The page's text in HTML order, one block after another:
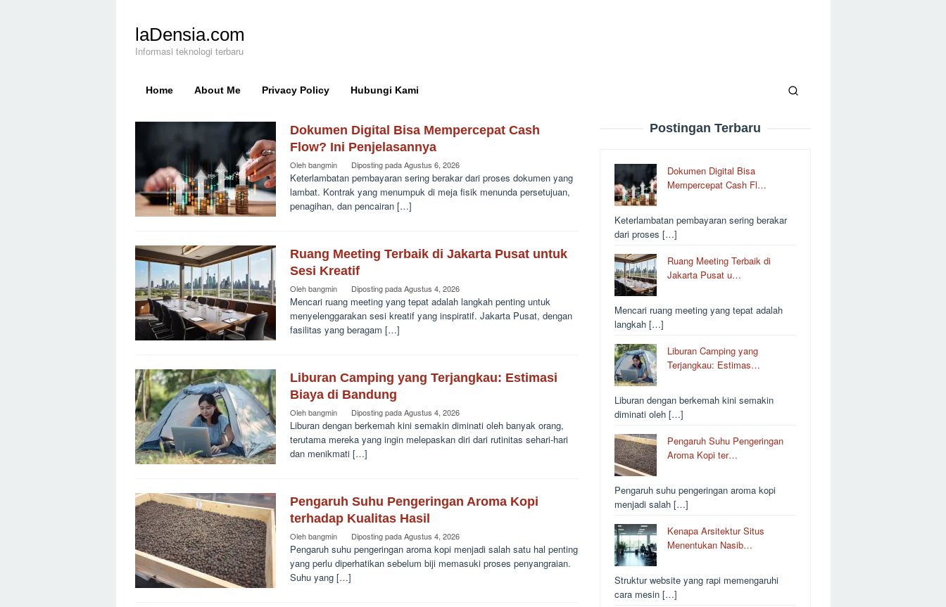
kontenlaDensia.com
Informasi teknologi terbaru
Home About Me Privacy Policy Hubungi Kami
laDensia.com
Dokumen Digital Bisa Mempercepat Cash
Flow? Ini Penjelasannya
Olehbangmin Diposting padaAgustus 6, 2026
Keterlambatan pembayaran sering berakar dari proses dokumen yang
lambat. Kontrak yang menumpuk di meja fisik menunda persetujuan,
penagihan, dan pencairan […]
Ruang Meeting Terbaik di Jakarta Pusat untuk
Sesi Kreatif
Olehbangmin Diposting padaAgustus 4, 2026
Mencari ruang meeting yang tepat adalah langkah penting untuk
menyelenggarakan sesi kreatif yang inspiratif. Jakarta Pusat, dengan
fasilitas yang beragam […]
Liburan Camping yang Terjangkau: Estimasi
Biaya di Bandung
Olehbangmin Diposting padaAgustus 4, 2026
Liburan dengan berkemah kini semakin diminati oleh banyak orang,
terutama mereka yang ingin melepaskan diri dari rutinitas sehari-hari
dan menikmati […]
Pengaruh Suhu Pengeringan Aroma Kopi
terhadap Kualitas Hasil
Olehbangmin Diposting padaAgustus 4, 2026
Pengaruh suhu pengeringan aroma kopi menjadi salah satu hal penting
yang perlu diperhatikan sebelum biji memasuki proses penyangraian.
Suhu yang […]
Postingan Terbaru
Dokumen Digital Bisa
Mempercepat Cash Fl…
Keterlambatan pembayaran sering berakar
dari proses […]
Ruang Meeting Terbaik di
Jakarta Pusat u…
Mencari ruang meeting yang tepat adalah
langkah […]
Liburan Camping yang
Terjangkau: Estimas…
Liburan dengan berkemah kini semakin
diminati oleh […]
Pengaruh Suhu Pengeringan
Aroma Kopi ter…
Pengaruh suhu pengeringan aroma kopi
menjadi salah […]
Kenapa Arsitektur Situs
Menentukan Nasib…
Struktur website yang rapi memengaruhi
cara mesin […]